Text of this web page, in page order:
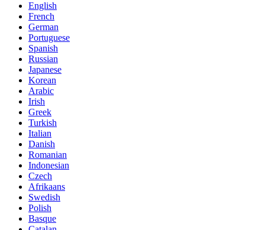
English
French
German
Portuguese
Spanish
Russian
Japanese
Korean
Arabic
Irish
Greek
Turkish
Italian
Danish
Romanian
Indonesian
Czech
Afrikaans
Swedish
Polish
Basque